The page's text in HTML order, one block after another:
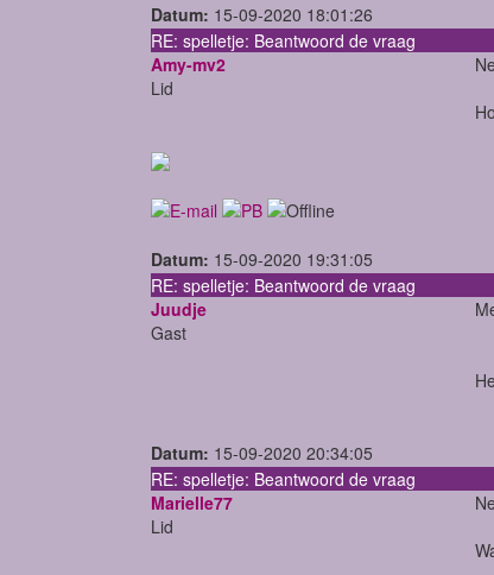
Datum: 15-09-2020 18:01:26
RE: spelletje: Beantwoord de vraag
Amy-mv2
Lid
Datum: 15-09-2020 19:31:05
RE: spelletje: Beantwoord de vraag
Juudje
Gast
Datum: 15-09-2020 20:34:05
RE: spelletje: Beantwoord de vraag
Marielle77
Lid